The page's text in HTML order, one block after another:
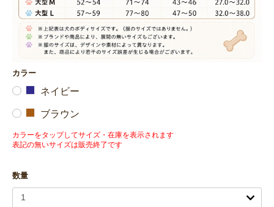
カラー
ネイビー
ブラウン
カラーをタップしてサイズ・在庫を表示されます
表記の無いサイズは販売終了です
数量